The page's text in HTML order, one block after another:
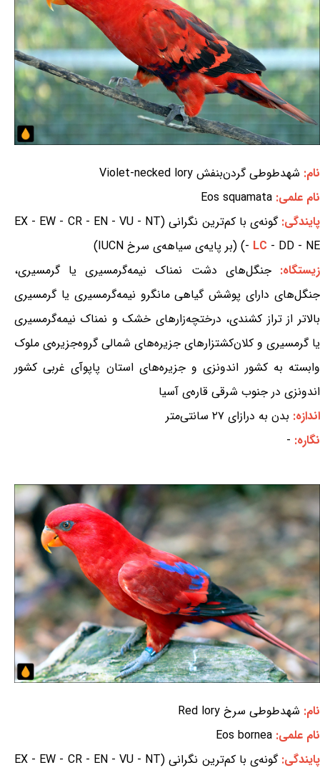
نام: شهدطوطی گردن‌بنفش Violet-necked lory
نام علمی: Eos squamata
پایندگی:
گونه‌ی با کم‌ترین نگرانی (EX - EW - CR - EN - VU - NT
- LC - DD - NE) (بر پایه‌ی سیاهه‌ی سرخ IUCN)
زیستگاه:جنگل‌های دشت نمناک نیمه‌گرمسیری یا گرمسیری،
جنگل‌های دارای پوشش گیاهی مانگرو نیمه‌گرمسیری یا گرمسیری
بالاتر از تراز کشندی، درختچه‌زارهای خشک و نمناک نیمه‌گرمسیری
یا گرمسیری و کلان‌کشتزارهای جزیره‌های شمالی گروه‌جزیره‌ی ملوک
وابسته به کشور اندونزی و جزیره‌های استان پاپوآی غربی کشور
اندونزی در جنوب شرقی قاره‌ی آسیا
اندازه: بدن به درازای ۲۷ سانتی‌متر
نگاره: -
نام: شهدطوطی سرخ Red lory
نام علمی: Eos bornea
پایندگی:
گونه‌ی با کم‌ترین نگرانی (EX - EW - CR - EN - VU - NT